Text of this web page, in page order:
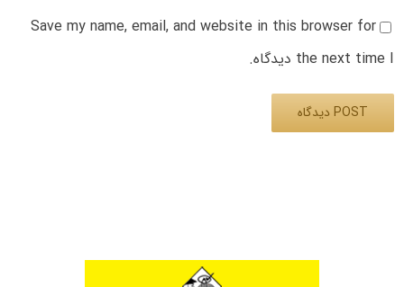
Save my name, email, and website in this browser for
the next time I دیدگاه.